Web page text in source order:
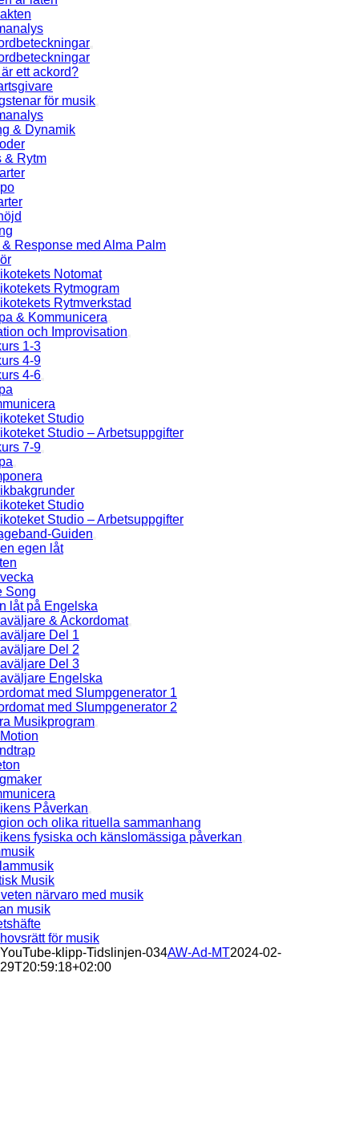
ett ackord?
för musik
& Dynamik
& Rytm
Response med Alma Palm
Notomat
Rytmogram
Rytmverkstad
& Kommunicera
och Improvisation
1-3
4-9
4-6
Studio
Studio – Arbetsuppgifter
7-9
Studio
Studio – Arbetsuppgifter
Guiden
egen låt
Song
låt på Engelska
& Ackordomat
Del 1
Del 2
Del 3
Engelska
med Slumpgenerator 1
med Slumpgenerator 2
Musikprogram
Påverkan
och olika rituella sammanhang
fysiska och känslomässiga påverkan
Musik
närvaro med musik
musik
för musik
YouTube-klipp-Tidslinjen-034AW-Ad-MT2024-02-
29T20:59:18+02:00